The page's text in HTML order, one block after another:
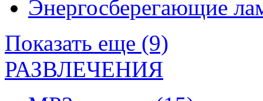
Энергосберегающие
Показать еще (9)
РАЗВЛЕЧЕНИЯ